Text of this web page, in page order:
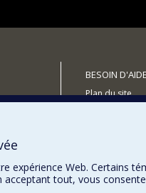
BESOIN
Plan du site
expérience Web. Certains
acceptant tout, vous